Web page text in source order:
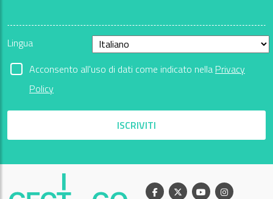
Lingua
Acconsento all'uso di dati come indicato nella Privacy
Policy
ISCRIVITI
Facebook
X YoutubeInstagram